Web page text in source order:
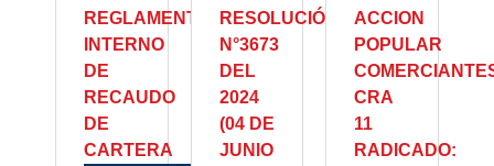
REGLAMENTO
INTERNO
DE
RECAUDO
DE
CARTERA
RESOLUCIÓN
N°3673
DEL
2024
(04 DE
JUNIO
ACCION
POPULAR
CRA
11
RADICADO: